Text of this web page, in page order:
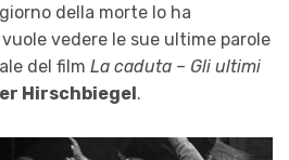
della morte lo ha
vedere le sue ultime parole
del film La caduta – Gli ultimi
Hirschbiegel.